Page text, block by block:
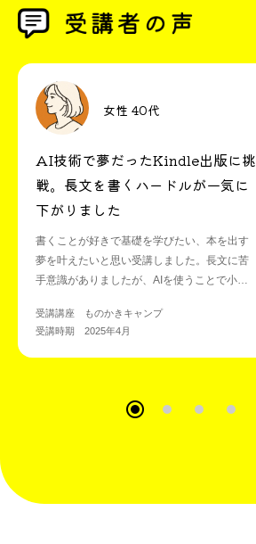
女性 40代
AI技術で夢だったKindle出版に挑
戦。長文を書くハードルが一気に
下がりました
書くことが好きで基礎を学びたい、本を出す
夢を叶えたいと思い受講しました。長文に苦
手意識がありましたが、AIを使うことで小説
Kindle出版に向けて大きな一歩を踏み出せま
した。
受講講座 ものかきキャンプ
受講時期 2025年4月